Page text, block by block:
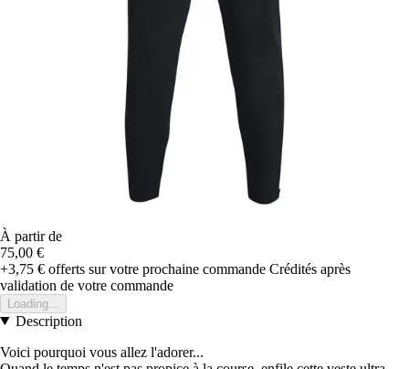
À partir de
75,00 €
+3,75 € offerts sur votre prochaine commande Crédités après
validation de votre commande
Loading...
Description
Voici pourquoi vous allez l'adorer...